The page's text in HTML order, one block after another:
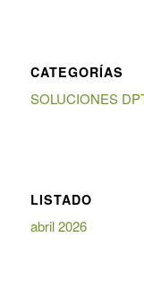
CATEGORÍAS
SOLUCIONES
LISTADO
abril 2026